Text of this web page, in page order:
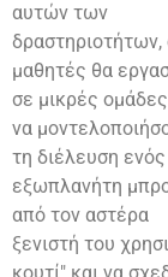
αυτών των
δραστηριοτήτων,
μαθητές θα
σε μικρές
να
τη διέλευση ενός
εξωπλανήτη
από τον αστέρα
ξενιστή του